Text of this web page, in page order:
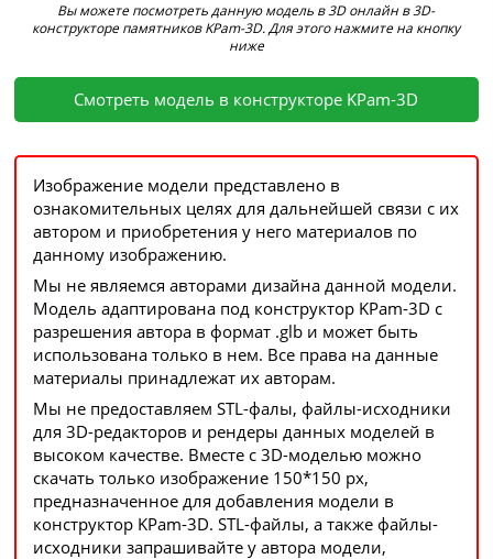
Вы можете посмотреть данную модель в 3D онлайн в 3D-
конструкторе памятников KPam-3D. Для этого нажмите на кнопку
ниже
Смотреть модель в конструкторе KPam-3D
Изображение модели представлено в
ознакомительных целях для дальнейшей связи с их
автором и приобретения у него материалов по
данному изображению.
Мы не являемся авторами дизайна данной модели.
Модель адаптирована под конструктор KPam-3D с
разрешения автора в формат .glb и может быть
использована только в нем. Все права на данные
материалы принадлежат их авторам.
Мы не предоставляем STL-фалы, файлы-исходники
для 3D-редакторов и рендеры данных моделей в
высоком качестве. Вместе с 3D-моделью можно
скачать только изображение 150*150 px,
предназначенное для добавления модели в
конструктор KPam-3D. STL-файлы, а также файлы-
исходники запрашивайте у автора модели,